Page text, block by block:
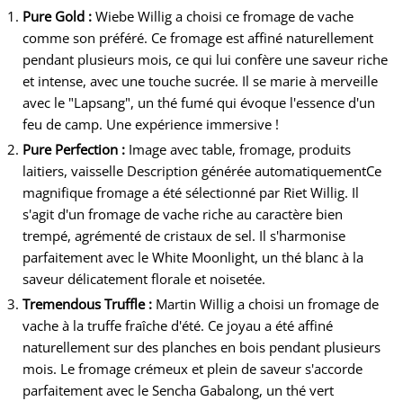
Pure Gold : Wiebe Willig a choisi ce fromage de vache
comme son préféré. Ce fromage est affiné naturellement
pendant plusieurs mois, ce qui lui confère une saveur riche
et intense, avec une touche sucrée. Il se marie à merveille
avec le "Lapsang", un thé fumé qui évoque l'essence d'un
feu de camp. Une expérience immersive !
Pure Perfection : Image avec table, fromage, produits
laitiers, vaisselle Description générée automatiquementCe
magnifique fromage a été sélectionné par Riet Willig. Il
s'agit d'un fromage de vache riche au caractère bien
trempé, agrémenté de cristaux de sel. Il s'harmonise
parfaitement avec le White Moonlight, un thé blanc à la
saveur délicatement florale et noisetée.
Tremendous Truffle : Martin Willig a choisi un fromage de
vache à la truffe fraîche d'été. Ce joyau a été affiné
naturellement sur des planches en bois pendant plusieurs
mois. Le fromage crémeux et plein de saveur s'accorde
parfaitement avec le Sencha Gabalong, un thé vert